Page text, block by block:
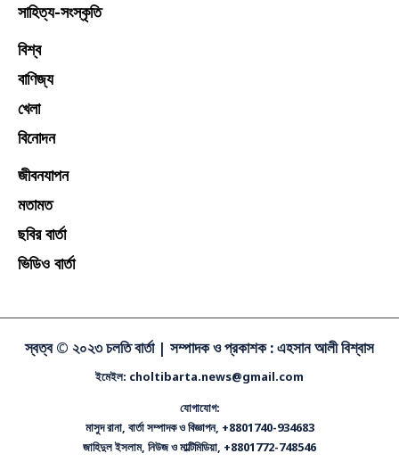
সাহিত্য-সংস্কৃতি
বিশ্ব
বাণিজ্য
খেলা
বিনোদন
জীবনযাপন
মতামত
ছবির বার্তা
ভিডিও বার্তা
স্বত্ব © ২০২৩ চলতি বার্তা | সম্পাদক ও প্রকাশক : এহসান আলী বিশ্বাস
ইমেইল: choltibarta.news@gmail.com
যোগাযোগ:
মাসুদ রানা, বার্তা সম্পাদক ও বিজ্ঞাপন, +8801740-934683
জাহিদুল ইসলাম, নিউজ ও মাল্টিমিডিয়া, +8801772-748546